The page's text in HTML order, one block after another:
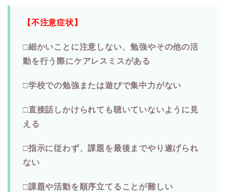
【不注意症状】
□細かいことに注意しない、勉強やその他の活
動を行う際にケアレスミスがある
□学校での勉強または遊びで集中力がない
□直接話しかけられても聴いていないように見
える
□指示に従わず、課題を最後までやり遂げられ
ない
□課題や活動を順序立てることが難しい